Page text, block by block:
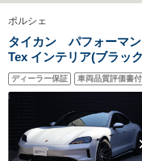
ポルシェ
タイカン パフォーマ
Tex インテリア(ブラッ
ンチレーション/
ス/パノラマ/ソフトクロ
ラマルーフ/アクティブ
ディーラー保証 車両品質評価書付